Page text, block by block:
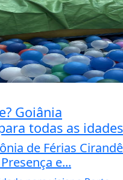
Goiânia
todas as idades
de Férias Cirandê
e...